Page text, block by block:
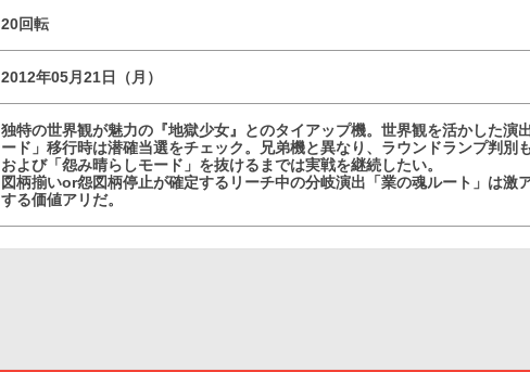
20回転
2012年05月21日（月）
独特の世界観が魅力の『地獄少女』とのタイアップ機。世界観を活かした演
ード」移行時は潜確当選をチェック。兄弟機と異なり、ラウンドランプ判別
および「怨み晴らしモード」を抜けるまでは実戦を継続したい。
図柄揃いor怨図柄停止が確定するリーチ中の分岐演出「業の魂ルート」は激
する価値アリだ。